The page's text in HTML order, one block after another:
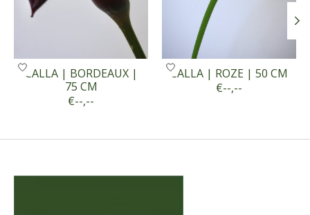
CALLA | BORDEAUX |
75 CM
€--,--
CALLA | ROZE | 50 CM
€--,--